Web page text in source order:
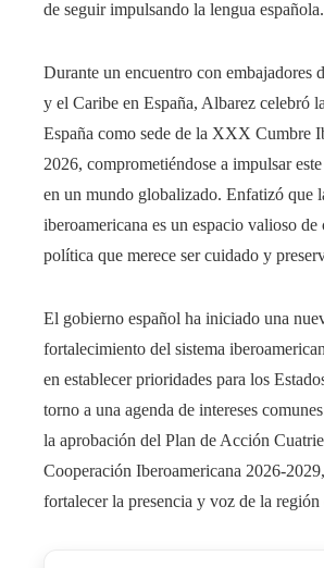
de seguir impulsando la lengua española.
Durante un encuentro con embajadores
y el Caribe en España, Albarez celebró
España como sede de la XXX Cumbre
2026, comprometiéndose a impulsar
en un mundo globalizado. Enfatizó que
iberoamericana es un espacio valioso de
política que merece ser cuidado y
El gobierno español ha iniciado una
fortalecimiento del sistema
en establecer prioridades para los
torno a una agenda de intereses
la aprobación del Plan de Acción
Cooperación Iberoamericana 2026-
fortalecer la presencia y voz de la región